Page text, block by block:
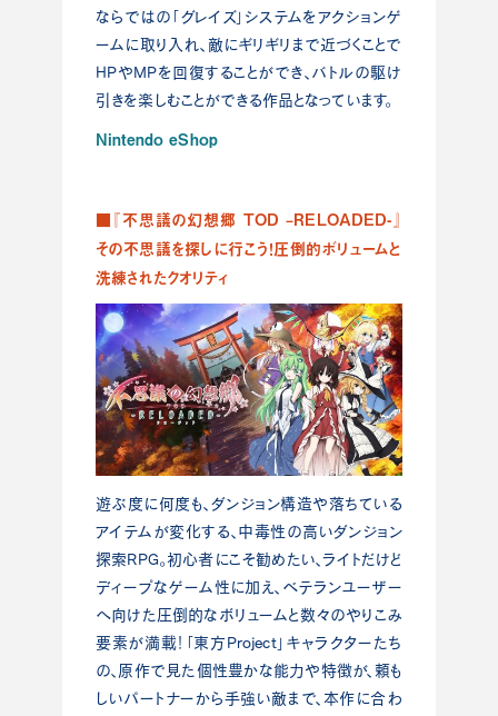
ならではの「グレイズ」システムをアクションゲ
ームに取り入れ、敵にギリギリまで近づくことで
HPやMPを回復することができ、バトルの駆け
引きを楽しむことができる作品となっています。
Nintendo eShop
■『不思議の幻想郷 TOD –RELOADED-』
その不思議を探しに行こう！圧倒的ボリュームと
洗練されたクオリティ
遊ぶ度に何度も、ダンジョン構造や落ちている
アイテムが変化する、中毒性の高いダンジョン
探索RPG。初心者にこそ勧めたい、ライトだけど
ディープなゲーム性に加え、ベテランユーザー
へ向けた圧倒的なボリュームと数々のやりこみ
要素が満載！「東方Project」キャラクターたち
の、原作で見た個性豊かな能力や特徴が、頼も
しいパートナーから手強い敵まで、本作に合わ